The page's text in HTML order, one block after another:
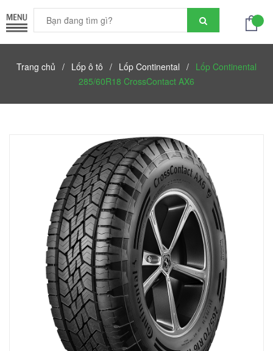
Trang chủ / Lốp ô tô / Lốp Continental / Lốp Continental
285/60R18 CrossContact AX6